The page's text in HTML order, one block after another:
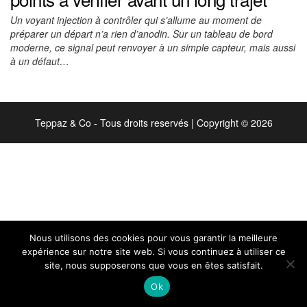
Un voyant injection à contrôler qui s’allume au moment de
préparer un départ n’a rien d’anodin. Sur un tableau de bord
moderne, ce signal peut renvoyer à un simple capteur, mais aussi
à un défaut…
Teppaz & Co - Tous droits reservés | Copyright © 2026
Nous utilisons des cookies pour vous garantir la meilleure
expérience sur notre site web. Si vous continuez à utiliser ce
site, nous supposerons que vous en êtes satisfait.
Ok